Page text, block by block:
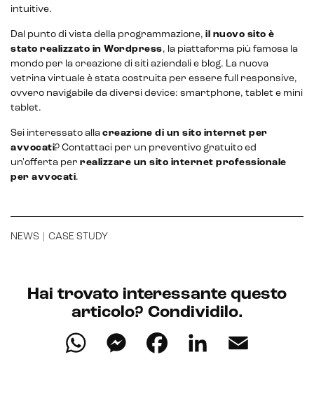
Hubspot
Email marketing
Marketing automation
Lead generation e nurturing
Customer segmentation
intuitive.
Dal punto di vista della programmazione, il nuovo sito è
stato realizzato in Wordpress, la piattaforma più famosa la
mondo per la creazione di siti aziendali e blog. La nuova
vetrina virtuale è stata costruita per essere full responsive,
ovvero navigabile da diversi device: smartphone, tablet e mini
tablet.
Sei interessato alla creazione di un sito internet per
avvocati? Contattaci per un preventivo gratuito ed
un'offerta per realizzare un sito internet professionale
per avvocati.
NEWS CASE STUDY
Hai trovato interessante questo
articolo? Condividilo.
WhatsApp
Messenger
Facebook
LinkedIn